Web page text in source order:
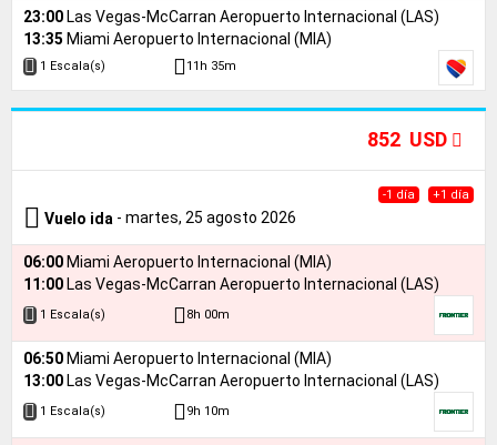
23:00 Las Vegas-McCarran Aeropuerto Internacional (LAS)
13:35 Miami Aeropuerto Internacional (MIA)
1 Escala(s) 11h 35m
852 USD
-1 día +1 día
Vuelo ida - martes, 25 agosto 2026
06:00 Miami Aeropuerto Internacional (MIA)
11:00 Las Vegas-McCarran Aeropuerto Internacional (LAS)
1 Escala(s) 8h 00m
06:50 Miami Aeropuerto Internacional (MIA)
13:00 Las Vegas-McCarran Aeropuerto Internacional (LAS)
1 Escala(s) 9h 10m